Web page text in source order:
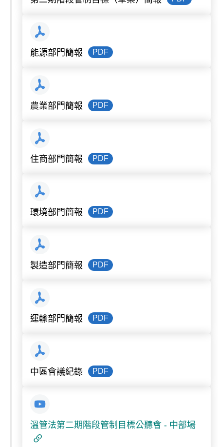
能源部門簡報 PDF
農業部門簡報 PDF
住商部門簡報 PDF
環境部門簡報 PDF
製造部門簡報 PDF
運輸部門簡報 PDF
中區會議紀錄 PDF
溫管法第二期階段管制目標公聽會 - 中部場